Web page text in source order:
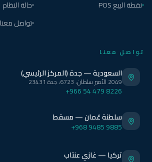
نقطة البيع POS
حالة النظام
تواصل معنا
تواصل معنا
السعودية — جدة (المركز الرئيسي)
2049 الأمير سلطان، 6723، جدة 23431
+966 54 479 8226
سلطنة عُمان — مسقط
+968 9485 9885
تركيا — غازي عنتاب